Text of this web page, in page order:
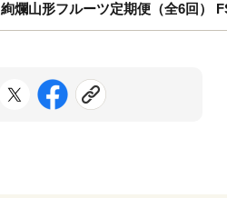
絢爛山形フルーツ定期便（全6回）